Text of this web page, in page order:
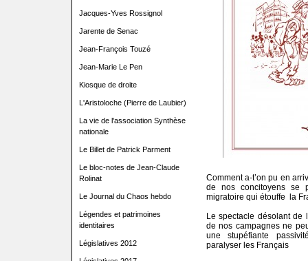
Jacques-Yves Rossignol
Jarente de Senac
Jean-François Touzé
Jean-Marie Le Pen
Kiosque de droite
L'Aristoloche (Pierre de Laubier)
La vie de l'association Synthèse
nationale
Le Billet de Patrick Parment
Le bloc-notes de Jean-Claude
Rolinat
Le Journal du Chaos hebdo
Légendes et patrimoines
identitaires
Législatives 2012
Comment a-t’on pu en
de nos concitoyens se
migratoire qui étouffe la
Le spectacle désolant de
de nos campagnes ne
une stupéfiante
paralyser les Français